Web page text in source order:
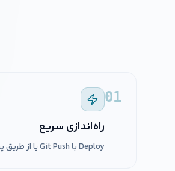
01
راه‌اندازی سریع
Deploy با Git Push یا از طریق پنل — بدون پیکربندی پیچیده.